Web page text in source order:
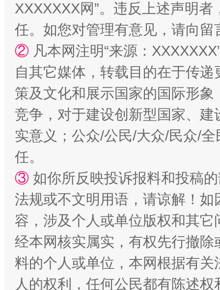
XXXXXXX网”。违反上述声明
任。如您对管理有意见，请向
② 凡本网注明“来源：
自其它媒体，转载目的在于传
策及文化和展示国家的国际形
竞争，对于建设创新型国家、
实意义；公众/公民/大众/民众/
任。
③ 如你所反映投诉报料和投稿
法规或不文明用语，请谅解！
容，涉及个人或单位版权和其它
经本网核实属实，有权先行撤
料的个人或单位，本网根据有
人的权利，任何公民都有陈述